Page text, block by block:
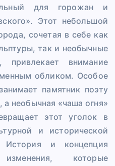
для горожан и
Этот небольшой
сочетая в себе как
так и необычные
привлекает внимание
обликом. Особое
памятник поэту
необычная «чаша огня»
этот уголок в
и исторической
История и концепция
которые